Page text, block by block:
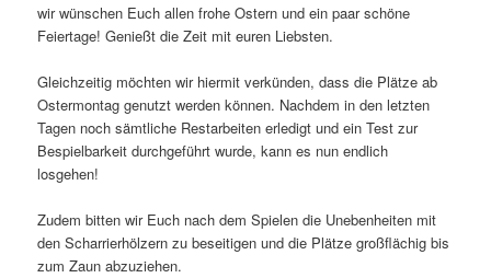
wir wünschen Euch allen frohe Ostern und ein paar schöne
Feiertage! Genießt die Zeit mit euren Liebsten.
Gleichzeitig möchten wir hiermit verkünden, dass die Plätze ab
Ostermontag genutzt werden können. Nachdem in den letzten
Tagen noch sämtliche Restarbeiten erledigt und ein Test zur
Bespielbarkeit durchgeführt wurde, kann es nun endlich
losgehen!
Zudem bitten wir Euch nach dem Spielen die Unebenheiten mit
den Scharrierhölzern zu beseitigen und die Plätze großflächig bis
zum Zaun abzuziehen.